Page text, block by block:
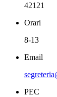
42121
Orari
8-13
Email
PEC